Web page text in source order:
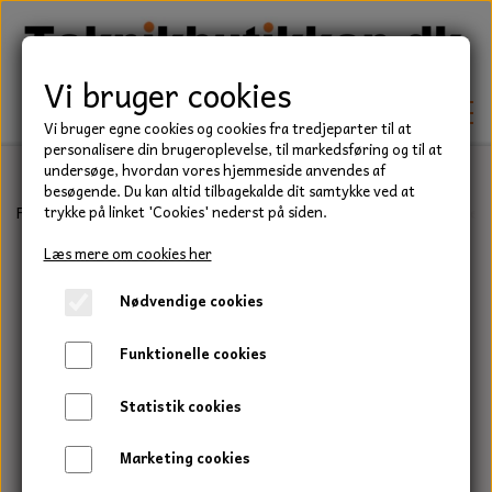
TEKNIK
KILEREMME
LEJER
PAKDÅSER
LÅSERINGE
BEFÆSTELSE
HAVE/PARK
UNIVERSALE REMME TIL PLÆNEKLIPPER OG
HAVETRAKTOR
TRAKTOR/ENTREPRENØR
Forside Teknik Lejer Sporkuglelejer 6200 Serie
Vi bruger cookies
Vi bruger egne cookies og cookies fra tredjeparter til at
personalisere din brugeroplevelse, til markedsføring og til at
undersøge, hvordan vores hjemmeside anvendes af
besøgende. Du kan altid tilbagekalde dit samtykke ved at
trykke på linket 'Cookies' nederst på siden.
Læs mere om cookies her
Nødvendige cookies
Funktionelle cookies
Statistik cookies
Marketing cookies